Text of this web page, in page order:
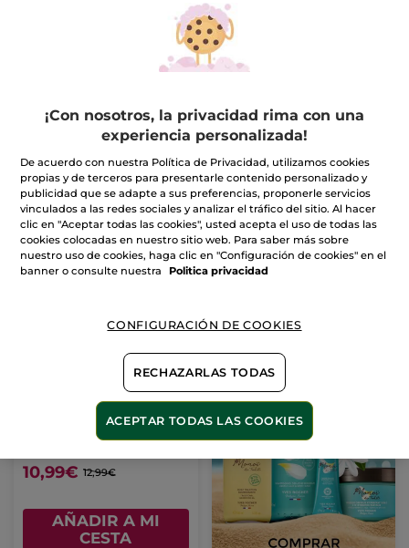
Aftersun - Después del
7,45€
AÑADIR A MI
CESTA
Kit dúo Gel de Ducha
Monoï
9,99€ 11,98€
AÑADIR A MI
CESTA
-15%
Aceite Seco Multi-usos
Frasco en Spray 125 ml
(1432)
10,99€ 12,99€
AÑADIR A MI
CESTA
¡Con nosotros, la privacidad rima con una
experiencia personalizada!
De acuerdo con nuestra Política de Privacidad, utilizamos cookies
propias y de terceros para presentarle contenido personalizado y
publicidad que se adapte a sus preferencias, proponerle servicios
vinculados a las redes sociales y analizar el tráfico del sitio. Al hacer
clic en "Aceptar todas las cookies", usted acepta el uso de todas las
cookies colocadas en nuestro sitio web. Para saber más sobre
nuestro uso de cookies, haga clic en "Configuración de cookies" en el
banner o consulte nuestra
Politica privacidad
CONFIGURACIÓN DE COOKIES
RECHAZARLAS TODAS
ACEPTAR TODAS LAS COOKIES